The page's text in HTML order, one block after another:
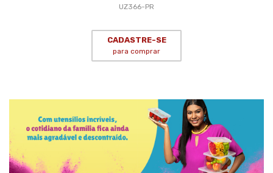
UZ366-PR
CADASTRE-SE
para comprar